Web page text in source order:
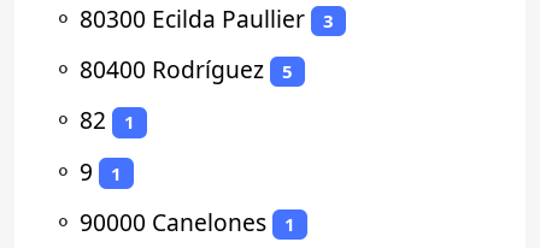
⚬ 80300 Ecilda Paullier 3
⚬ 80400 Rodríguez 5
⚬ 82 1
⚬ 9 1
⚬ 90000 Canelones 1